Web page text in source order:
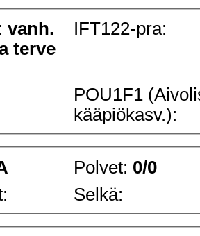
vanh.
terve
IFT122-pra:
POU1F1
kääpiökasv.):
Polvet: 0/0
Selkä: